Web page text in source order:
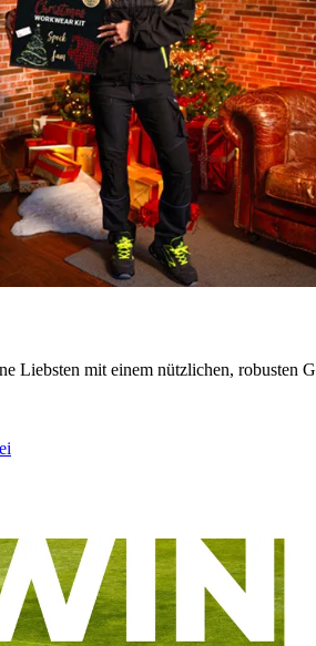
Liebsten mit einem nützlichen, robusten